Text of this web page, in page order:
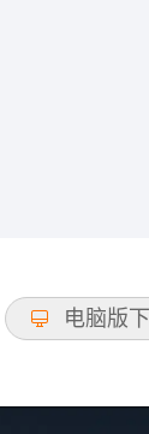
电脑版